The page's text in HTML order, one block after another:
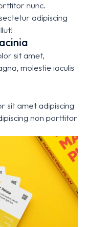
nunc.
adipiscing
sit amet,
molestie iaculis
sit amet adipiscing
non porttitor